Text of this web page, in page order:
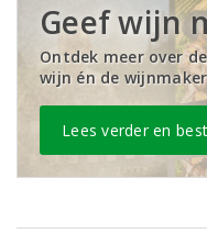
Geef wijn
Ontdek meer over de
wijn én de wijnmaker
Lees verder en